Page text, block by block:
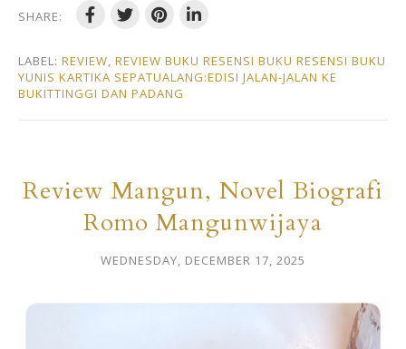
SHARE:
LABEL: REVIEW, REVIEW BUKU RESENSI BUKU RESENSI BUKU
YUNIS KARTIKA SEPATUALANG:EDISI JALAN-JALAN KE
BUKITTINGGI DAN PADANG
Review Mangun, Novel Biografi
Romo Mangunwijaya
WEDNESDAY, DECEMBER 17, 2025